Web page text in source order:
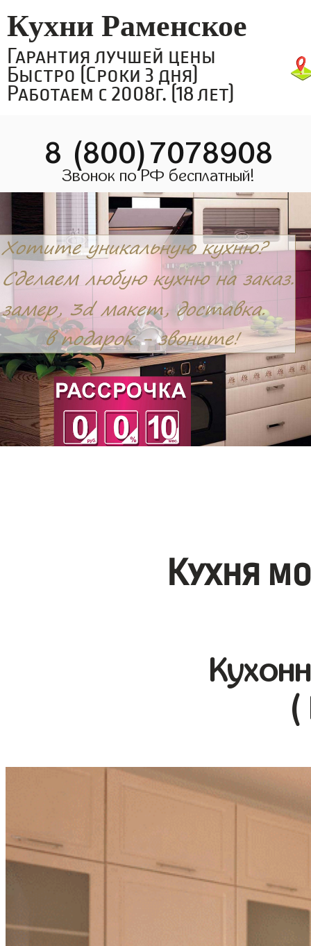
Кухни Раменское
Гарантия лучшей цены
Быстро (Сроки 3 дня)
Работаем с 2008г. (18 лет)
8 (800)7078908
Звонок по РФ бесплатный!
Кухня
(